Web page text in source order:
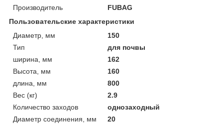
Производитель
FUBAG
Пользовательские характеристики
Диаметр, мм
150
Тип
для почвы
ширина, мм
162
Высота, мм
160
длина, мм
800
Вес (кг)
2.9
Количество заходов
однозаходный
Диаметр соединения, мм
20